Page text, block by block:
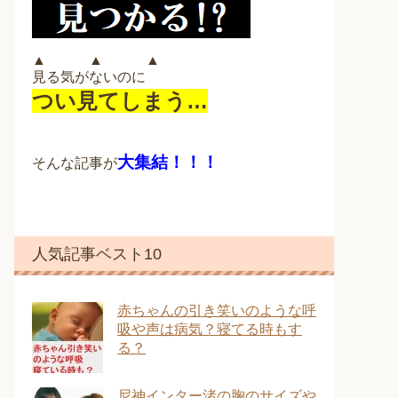
▲ ▲ ▲
見る気がないのに
つい見てしまう…
そんな記事が大集結！！！
人気記事ベスト10
赤ちゃんの引き笑いのような呼
吸や声は病気？寝てる時もす
る？